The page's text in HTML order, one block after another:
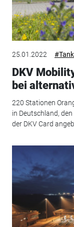
25.01.2022
DKV
bei
220 Stationen
in Deutschland,
der DKV Card